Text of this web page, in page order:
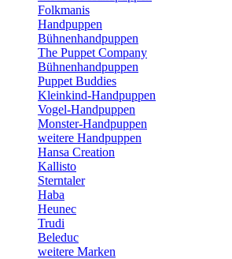
Folkmanis
Handpuppen
Bühnenhandpuppen
The Puppet Company
Bühnenhandpuppen
Puppet Buddies
Kleinkind-Handpuppen
Vogel-Handpuppen
Monster-Handpuppen
weitere Handpuppen
Hansa Creation
Kallisto
Sterntaler
Haba
Heunec
Trudi
Beleduc
weitere Marken